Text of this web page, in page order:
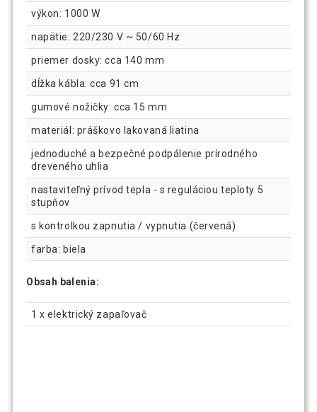
výkon: 1000 W
napätie: 220/230 V ~ 50/60 Hz
priemer dosky: cca 140 mm
dĺžka kábla: cca 91 cm
gumové nožičky: cca 15 mm
materiál: práškovo lakovaná liatina
jednoduché a bezpečné podpálenie prírodného
dreveného uhlia
nastaviteľný prívod tepla - s reguláciou teploty 5
stupňov
s kontrolkou zapnutia / vypnutia (červená)
farba: biela
Obsah balenia:
1 x elektrický zapaľovač